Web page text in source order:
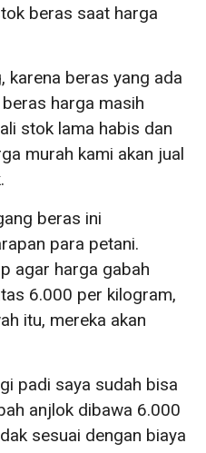
beras saat harga
karena beras yang ada
harga masih
stok lama habis dan
murah kami akan jual
beras ini
para petani.
agar harga gabah
6.000 per kilogram,
itu, mereka akan
padi saya sudah bisa
anjlok dibawa 6.000
sesuai dengan biaya